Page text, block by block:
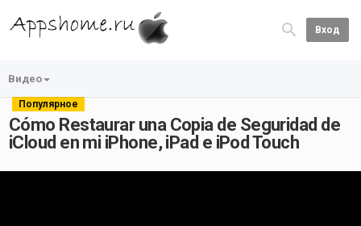
Вход
Видео
Популярное
Cómo Restaurar una Copia de Seguridad de
iCloud en mi iPhone, iPad e iPod Touch